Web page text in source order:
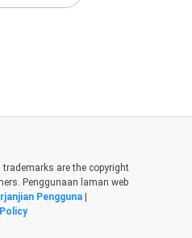
are the copyright
Penggunaan laman web
Pengguna